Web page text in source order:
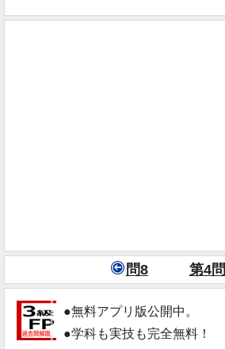
問8 第4問
●無料アプリ版公開中。
●学科も実技も完全無料！